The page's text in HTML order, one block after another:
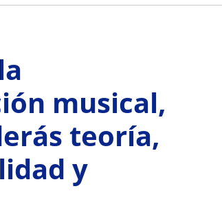
musical,
teoría,
y